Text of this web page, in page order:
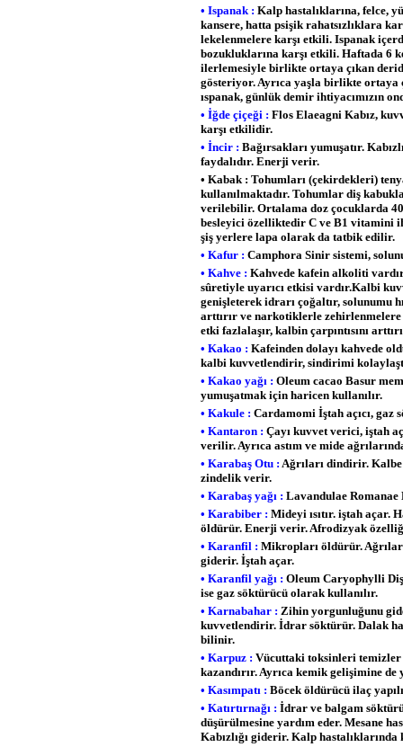
• Ispanak : Kalp hastalıklarına, felce,
kansere, hatta psişik rahatsızlıklara
lekelenmelere karşı etkili. Ispanak
bozukluklarına karşı etkili. Haftada 6
ilerlemesiyle birlikte ortaya çıkan
gösteriyor. Ayrıca yaşla birlikte ortaya
ıspanak, günlük demir ihtiyacımızın
• İğde çiçeği : Flos Elaeagni Kabız,
karşı etkilidir.
• İncir : Bağırsakları yumuşatır.
faydalıdır. Enerji verir.
• Kabak : Tohumları (çekirdekleri)
kullanılmaktadır. Tohumlar diş
verilebilir. Ortalama doz çocuklarda
besleyici özelliktedir C ve B1 vitamini
şiş yerlere lapa olarak da tatbik edilir.
• Kafur : Camphora Sinir sistemi,
• Kahve : Kahvede kafein alkoliti
sûretiyle uyarıcı etkisi vardır.Kalbi
genişleterek idrarı çoğaltır, solunumu
arttırır ve narkotiklerle zehirlenmelere
etki fazlalaşır, kalbin çarpıntısını
• Kakao : Kafeinden dolayı kahvede
kalbi kuvvetlendirir, sindirimi
• Kakao yağı : Oleum cacao Basur
yumuşatmak için haricen kullanılır.
• Kakule : Cardamomi İştah açıcı,
• Kantaron : Çayı kuvvet verici, iştah
verilir. Ayrıca astım ve mide
• Karabaş Otu : Ağrıları dindirir.
zindelik verir.
• Karabaş yağı : Lavandulae
• Karabiber : Mideyi ısıtır. iştah açar.
öldürür. Enerji verir. Afrodizyak
• Karanfil : Mikropları öldürür.
giderir. İştah açar.
• Karanfil yağı : Oleum Caryophylli
ise gaz söktürücü olarak kullanılır.
• Karnabahar : Zihin yorgunluğunu
kuvvetlendirir. İdrar söktürür. Dalak
bilinir.
• Karpuz : Vücuttaki toksinleri temizler
kazandırır. Ayrıca kemik gelişimine
• Kasımpatı : Böcek öldürücü ilaç
• Katırtırnağı : İdrar ve balgam
düşürülmesine yardım eder. Mesane
Kabızlığı giderir. Kalp